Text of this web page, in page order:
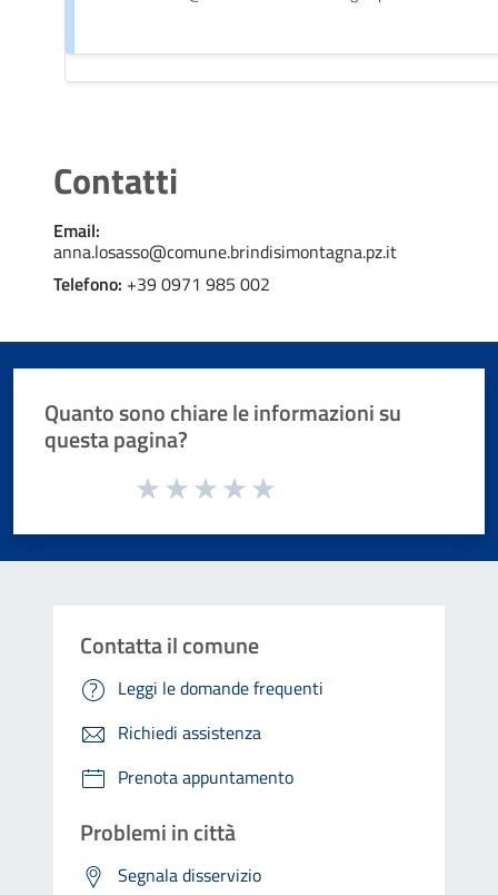
Contatti
Email:
anna.losasso@comune.brindisimontagna.pz.it
Telefono: +39 0971 985 002
Quanto sono chiare le informazioni su
questa pagina?
Valuta da 1 a 5 stelle la pagina
Contatta il comune
Leggi le domande frequenti
Richiedi assistenza
Prenota appuntamento
Problemi in città
Segnala disservizio